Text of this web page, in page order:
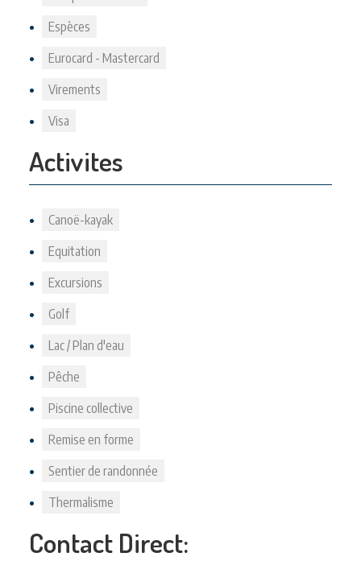
Espèces
Eurocard - Mastercard
Virements
Visa
Activites
Canoë-kayak
Equitation
Excursions
Golf
Lac / Plan d'eau
Pêche
Piscine collective
Remise en forme
Sentier de randonnée
Thermalisme
Contact Direct: